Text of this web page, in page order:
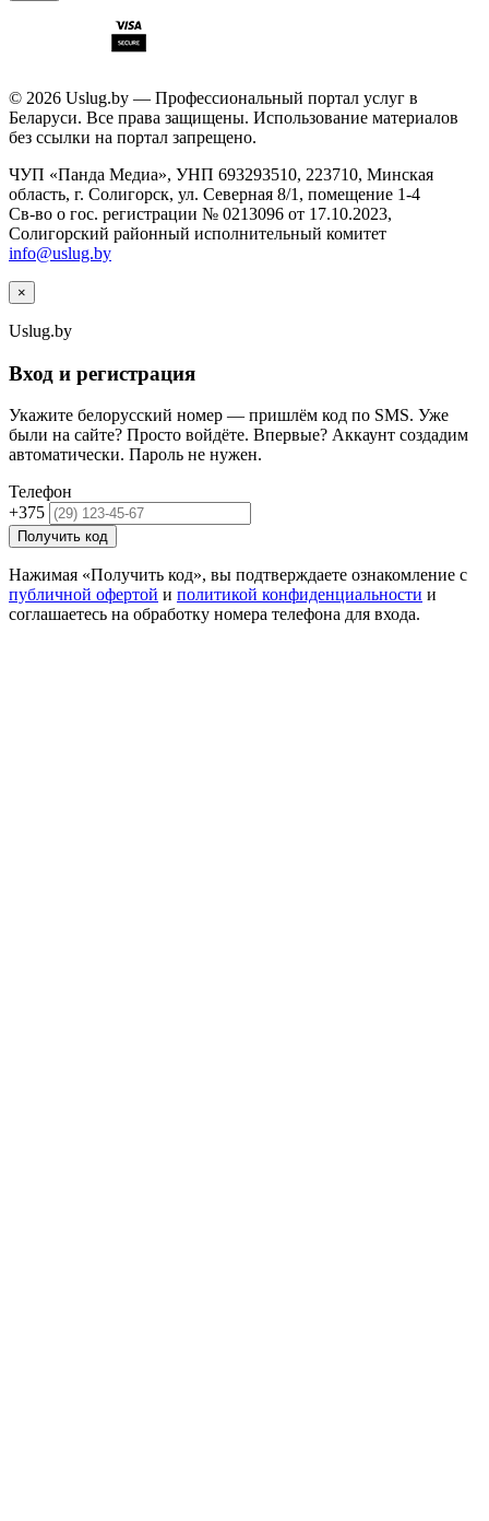
© 2026 Uslug.by — Профессиональный портал услуг в
Беларуси. Все права защищены. Использование материалов
без ссылки на портал запрещено.
ЧУП «Панда Медиа», УНП 693293510, 223710, Минская
область, г. Солигорск, ул. Северная 8/1, помещение 1-4
Св-во о гос. регистрации № 0213096 от 17.10.2023,
Солигорский районный исполнительный комитет
info@uslug.by
×
Uslug.by
Вход и регистрация
Укажите белорусский номер — пришлём код по SMS. Уже
были на сайте? Просто войдёте. Впервые? Аккаунт создадим
автоматически. Пароль не нужен.
Телефон
+375
Получить код
Нажимая «Получить код», вы подтверждаете ознакомление с
публичной офертой и политикой конфиденциальности и
соглашаетесь на обработку номера телефона для входа.